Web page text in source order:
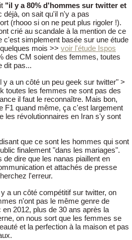
"il y a 80% d'hommes sur twitter et
déjà, on sait qu'il n'y a pas
(rhooo si on ne peut plus rigoler !).
crié au scandale à la mention de ce
c'est simplement basée sur une étude
mois >> voir l'étude Ispos
des CM soient des femmes, toutes
dit pas...
y a un côté un peu geek sur twitter" >
toutes les femmes ne sont pas des
il faut le reconnaître. Mais bon,
F1 quand même, ça c'est largement
les révolutionnaires en Iran s'y sont
que ce sont les hommes qui sont
finalement "dans les mariages".
de dire que les nanas piaillent en
et attachés de presse
l'erreur.
a un côté compétitif sur twitter, on
n'ont pas le même genre de
2012, plus de 30 ans après la
on nous sort que les femmes se
et la perfection à la maison et pas